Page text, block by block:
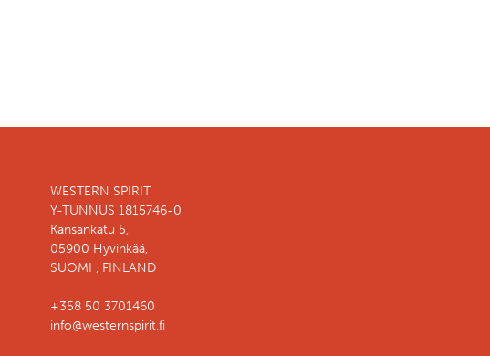
WESTERN SPIRIT
Y-TUNNUS 1815746-0
Kansankatu 5,
05900 Hyvinkää,
SUOMI , FINLAND
+358 50 3701460
info@westernspirit.fi